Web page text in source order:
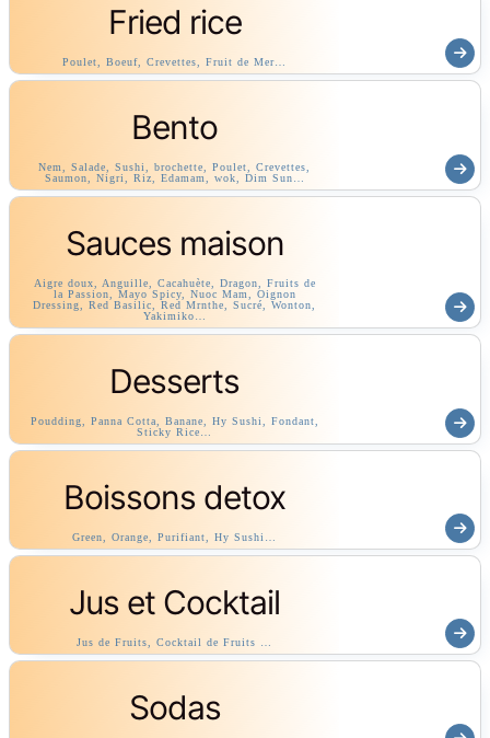
Fried rice
Poulet, Boeuf, Crevettes, Fruit de Mer…
Bento
Nem, Salade, Sushi, brochette, Poulet, Crevettes,
Saumon, Nigri, Riz, Edamam, wok, Dim Sun…
Sauces maison
Aigre doux, Anguille, Cacahuète, Dragon, Fruits de
la Passion, Mayo Spicy, Nuoc Mam, Oignon
Dressing, Red Basilic, Red Mrnthe, Sucré, Wonton,
Yakimiko…
Desserts
Poudding, Panna Cotta, Banane, Hy Sushi, Fondant,
Sticky Rice…
Boissons detox
Green, Orange, Purifiant, Hy Sushi…
Jus et Cocktail
Jus de Fruits, Cocktail de Fruits …
Sodas